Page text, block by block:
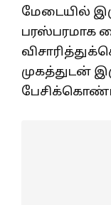
மேடையில்
பரஸ்பரமாக
முகத்துடன்